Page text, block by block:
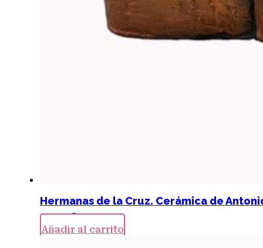
Hermanas de la Cruz. Cerámica de
22,00€
Añadir al carrito